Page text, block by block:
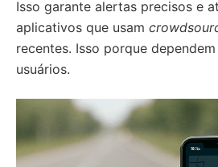
Isso garante alertas precisos e
aplicativos que usam
recentes. Isso porque
usuários.